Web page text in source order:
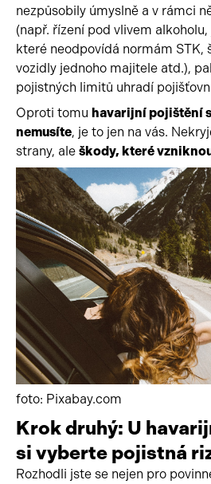
nezpůsobily úmyslně a v rámci
(např. řízení pod vlivem
které neodpovídá normám STK,
vozidly jednoho majitele atd.),
pojistných limitů uhradí
Oproti tomu havarijní pojištění
nemusíte, je to jen na vás.
strany, ale škody, které
foto: Pixabay.com
Krok druhý: U
si vyberte pojistná
Rozhodli jste se nejen pro